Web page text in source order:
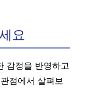
요
감정을 반영하고
점에서 살펴보